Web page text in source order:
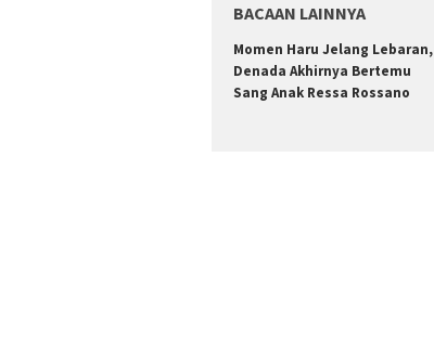
BACAAN LAINNYA
Momen Haru Jelang Lebaran,
Denada Akhirnya Bertemu
Sang Anak Ressa Rossano